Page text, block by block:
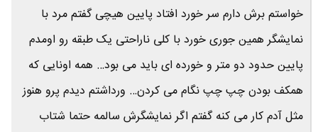
خواستم برش دارم سر خورد افتاد پایین هیچی گفتم مرد با
نمایشگر همین جوری خورد با کلی ناراحتی یک طبقه رو اومدم
پایین حدود دو متر و خورده ای باید می بود… همه اونایی که
همکف بودن چپ چپ نگام می کردن… ورداشتم دیدم پرو هنوز
مثل آدم کار می کنه گفتم اگر نمایشگرش سالمه حتما شتاب